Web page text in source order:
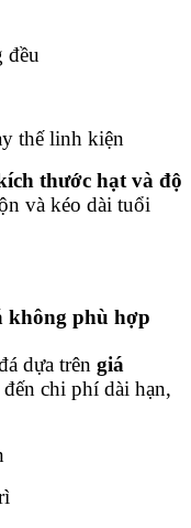
đều
thế linh kiện
thước hạt và độ
và kéo dài tuổi
không phù hợp
dựa trên giá
chi phí dài hạn,